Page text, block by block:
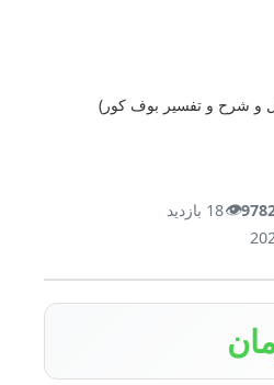
و شرح و تفسیر بوف کور)
👁️18 بازدید